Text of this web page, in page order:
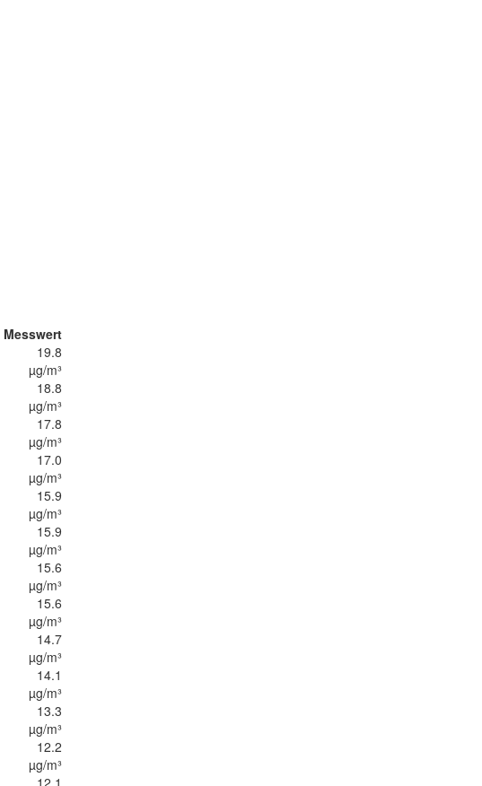
Messwert
19.8
µg/m³
18.8
µg/m³
17.8
µg/m³
17.0
µg/m³
15.9
µg/m³
15.9
µg/m³
15.6
µg/m³
15.6
µg/m³
14.7
µg/m³
14.1
µg/m³
13.3
µg/m³
12.2
µg/m³
12.1